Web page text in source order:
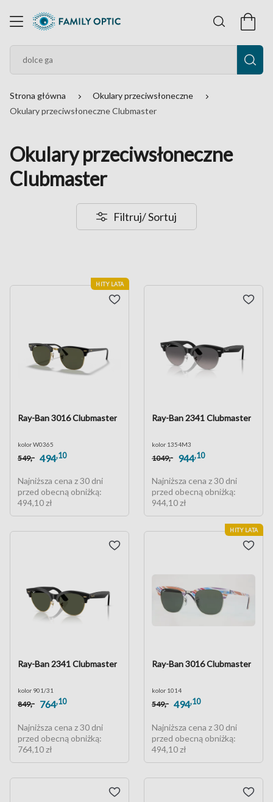
Strona główna
Okulary przeciwsłoneczne
Okulary przeciwsłoneczne Clubmaster
Okulary przeciwsłoneczne
Clubmaster
Filtruj/ Sortuj
HITY LATA
Ray-Ban 3016 Clubmaster
kolor W0365
549,- 494,10
Najniższa cena z 30 dni
przed obecną obniżką:
494,10 zł
Ray-Ban 2341 Clubmaster
kolor 1354M3
1049,- 944,10
Najniższa cena z 30 dni
przed obecną obniżką:
944,10 zł
Ray-Ban 2341 Clubmaster
kolor 901/31
849,- 764,10
Najniższa cena z 30 dni
przed obecną obniżką:
764,10 zł
HITY LATA
Ray-Ban 3016 Clubmaster
kolor 1014
549,- 494,10
Najniższa cena z 30 dni
przed obecną obniżką:
494,10 zł